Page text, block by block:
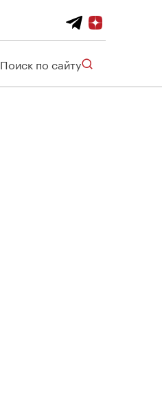
Поиск по сайту